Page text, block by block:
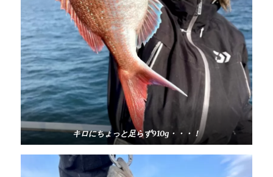
キロにちょっと足らず910g・・・！